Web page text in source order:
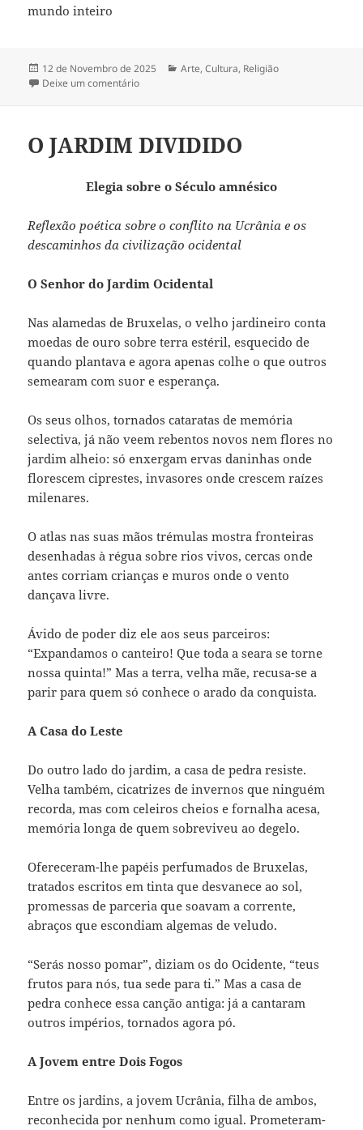
mundo inteiro
Publicado
a
12 de Novembro de 2025 Categorias
Arte,Cultura, Religião
Deixe um comentário
O JARDIM DIVIDIDO
Elegia sobre o Século amnésico
Reflexão poética sobre o conflito na Ucrânia e os
descaminhos da civilização ocidental
O Senhor do Jardim Ocidental
Nas alamedas de Bruxelas, o velho jardineiro conta
moedas de ouro sobre terra estéril, esquecido de
quando plantava e agora apenas colhe o que outros
semearam com suor e esperança.
Os seus olhos, tornados cataratas de memória
selectiva, já não veem rebentos novos nem flores no
jardim alheio: só enxergam ervas daninhas onde
florescem ciprestes, invasores onde crescem raízes
milenares.
O atlas nas suas mãos trémulas mostra fronteiras
desenhadas à régua sobre rios vivos, cercas onde
antes corriam crianças e muros onde o vento
dançava livre.
Ávido de poder diz ele aos seus parceiros:
“Expandamos o canteiro! Que toda a seara se torne
nossa quinta!” Mas a terra, velha mãe, recusa-se a
parir para quem só conhece o arado da conquista.
A Casa do Leste
Do outro lado do jardim, a casa de pedra resiste.
Velha também, cicatrizes de invernos que ninguém
recorda, mas com celeiros cheios e fornalha acesa,
memória longa de quem sobreviveu ao degelo.
Ofereceram-lhe papéis perfumados de Bruxelas,
tratados escritos em tinta que desvanece ao sol,
promessas de parceria que soavam a corrente,
abraços que escondiam algemas de veludo.
“Serás nosso pomar”, diziam os do Ocidente, “teus
frutos para nós, tua sede para ti.” Mas a casa de
pedra conhece essa canção antiga: já a cantaram
outros impérios, tornados agora pó.
A Jovem entre Dois Fogos
Entre os jardins, a jovem Ucrânia, filha de ambos,
reconhecida por nenhum como igual. Prometeram-